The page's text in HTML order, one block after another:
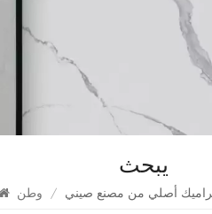
يبحث
/ أصلي من مصنع صيني